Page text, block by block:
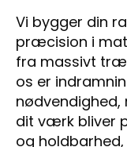
Vi bygger din
præcision i
fra massivt træ
os er
nødvendighed,
dit værk bliver
og